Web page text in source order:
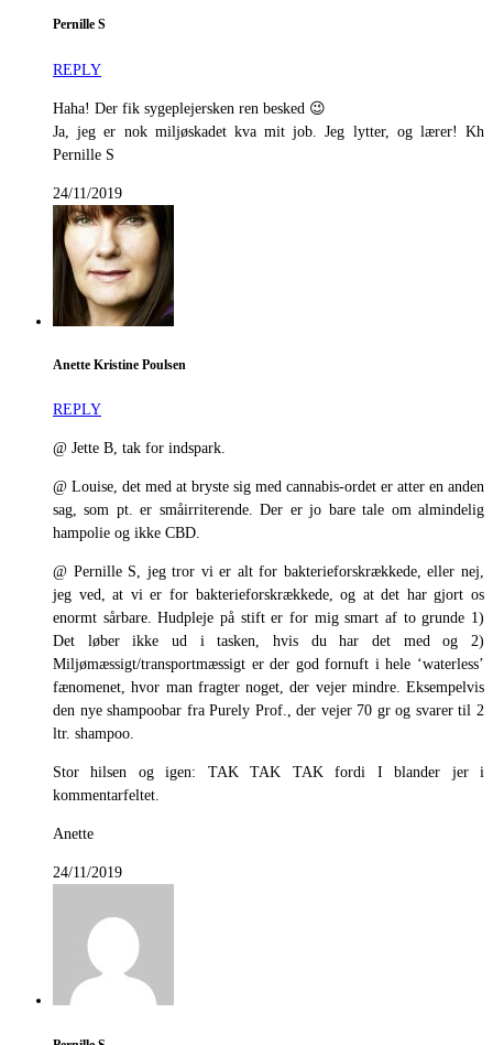
Pernille S
REPLY
Haha! Der fik sygeplejersken ren besked 😉
Ja, jeg er nok miljøskadet kva mit job. Jeg lytter, og lærer! Kh
Pernille S
24/11/2019
Anette Kristine Poulsen
REPLY
@ Jette B, tak for indspark.
@ Louise, det med at bryste sig med cannabis-ordet er atter en anden
sag, som pt. er småirriterende. Der er jo bare tale om almindelig
hampolie og ikke CBD.
@ Pernille S, jeg tror vi er alt for bakterieforskrækkede, eller nej,
jeg ved, at vi er for bakterieforskrækkede, og at det har gjort os
enormt sårbare. Hudpleje på stift er for mig smart af to grunde 1)
Det løber ikke ud i tasken, hvis du har det med og 2)
Miljømæssigt/transportmæssigt er der god fornuft i hele ‘waterless’
fænomenet, hvor man fragter noget, der vejer mindre. Eksempelvis
den nye shampoobar fra Purely Prof., der vejer 70 gr og svarer til 2
ltr. shampoo.
Stor hilsen og igen: TAK TAK TAK fordi I blander jer i
kommentarfeltet.
Anette
24/11/2019